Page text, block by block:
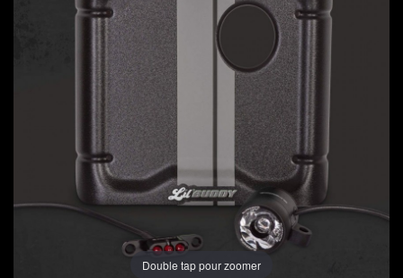
Double tap pour zoomer